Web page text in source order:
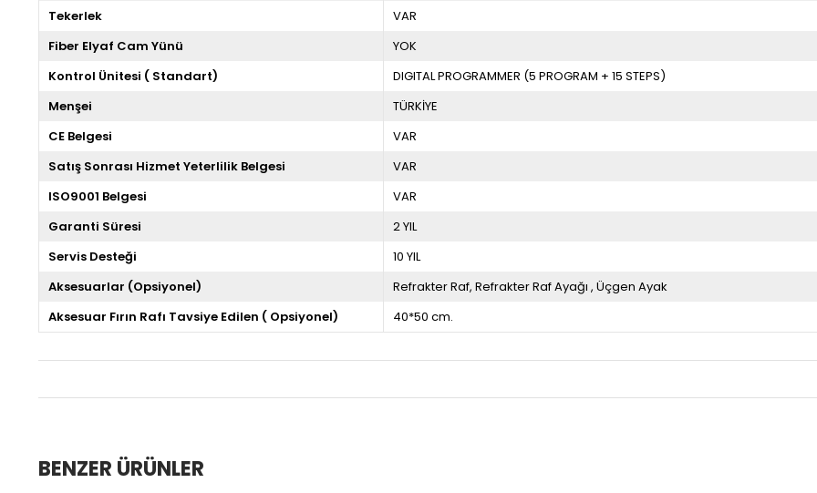
Tekerlek
VAR
Fiber Elyaf Cam Yünü
YOK
Kontrol Ünitesi ( Standart)
DIGITAL PROGRAMMER (5 PROGRAM + 15 STEPS)
Menşei
TÜRKİYE
CE Belgesi
VAR
Satış Sonrası Hizmet Yeterlilik Belgesi
VAR
ISO9001 Belgesi
VAR
Garanti Süresi
2 YIL
Servis Desteği
10 YIL
Aksesuarlar (Opsiyonel)
Refrakter Raf Refrakter Raf Ayağı Üçgen Ayak
Aksesuar Fırın Rafı Tavsiye Edilen ( Opsiyonel)
40*50 cm.
BENZER ÜRÜNLER